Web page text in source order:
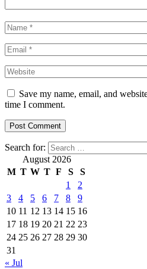
Save my name, email, and
time I comment.
Search for:
August 2026
M T W T F S
S
1
2
3
4 5 6 7 8
9
10 11 12 13 14 15 16
17 18 19 20 21 22 23
24 25 26 27 28 29 30
31
« Jul